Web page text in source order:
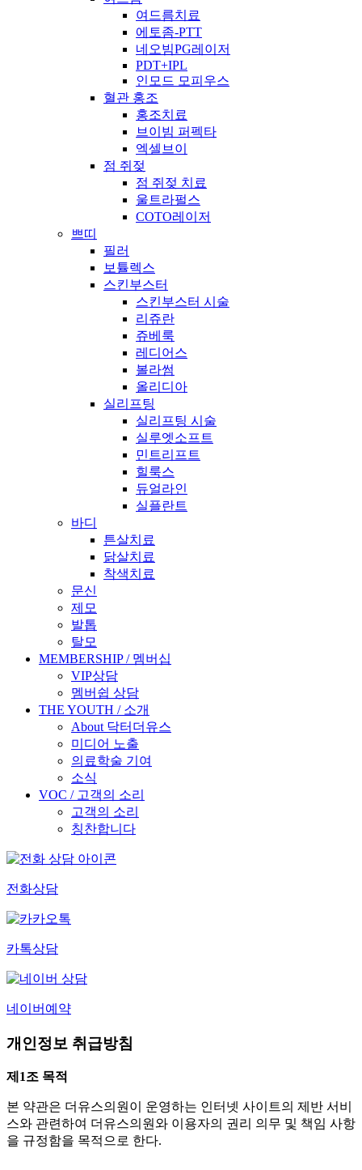
여드름치료
에토좀-PTT
네오빔PG레이저
PDT+IPL
인모드 모피우스
혈관 홍조
홍조치료
브이빔 퍼펙타
엑셀브이
점 쥐젖
점 쥐젖 치료
울트라펄스
COTO레이저
쁘띠
필러
보튤렉스
스킨부스터
스킨부스터 시술
리쥬란
쥬베룩
레디어스
볼라썸
올리디아
실리프팅
실리프팅 시술
실루엣소프트
민트리프트
힐룩스
듀얼라인
실플란트
바디
튼살치료
닭살치료
착색치료
문신
제모
발톱
탈모
MEMBERSHIP / 멤버십
VIP상담
멤버쉽 상담
THE YOUTH / 소개
About 닥터더유스
미디어 노출
의료학술 기여
소식
VOC / 고객의 소리
고객의 소리
칭찬합니다
전화상담
카톡상담
네이버예약
개인정보 취급방침
제1조 목적
본 약관은 더유스의원이 운영하는 인터넷 사이트의 제반 서비
스와 관련하여 더유스의원와 이용자의 권리 의무 및 책임 사항
을 규정함을 목적으로 한다.